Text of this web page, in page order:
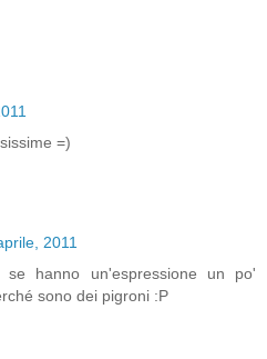
=)
2011
hanno un'espressione un po'
sono dei pigroni :P